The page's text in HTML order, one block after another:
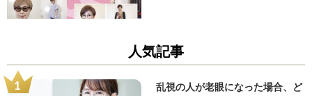
人気記事
乱視の人が老眼になった場合、ど